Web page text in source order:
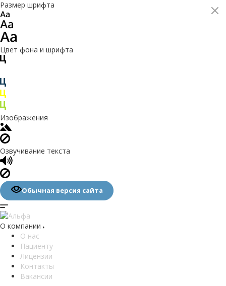
Размер шрифта
Цвет фона и шрифта
Изображения
Озвучивание текста
Обычная версия сайта
О компании
О нас
Пациенту
Лицензии
Контакты
Вакансии